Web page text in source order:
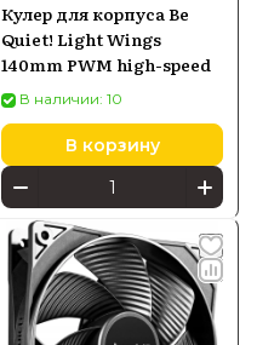
Кулер для корпуса Be
Quiet! Light Wings
140mm PWM high-speed
В наличии: 10
В корзину